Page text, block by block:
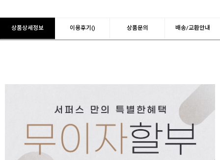
상품상세정보 이용후기() 상품문의 배송/교환안내